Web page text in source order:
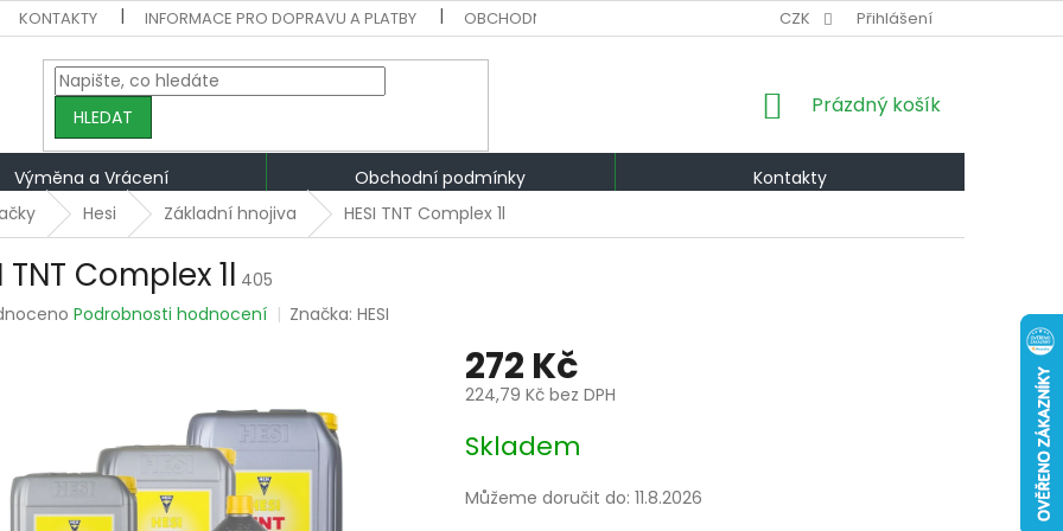
KONTAKTY INFORMACE PRO DOPRAVU A PLATBY OBCHODNÍ PODMÍNKY VÝMĚNA A VRÁCENÍ PODMÍNKY OCHRANY
CZK Přihlášení
HLEDAT
NÁKUPNÍ
Prázdný košík
Výměna a Vrácení Obchodní podmínky
Kontakty
Hesi Základní hnojiva HESI TNT Complex 1l
TNT Complex 1l 405
Podrobnosti hodnocení Značka:HESI
272 Kč
224,79 Kč bez DPH
cena:
Skladem
Můžeme doručit do: 11.8.2026